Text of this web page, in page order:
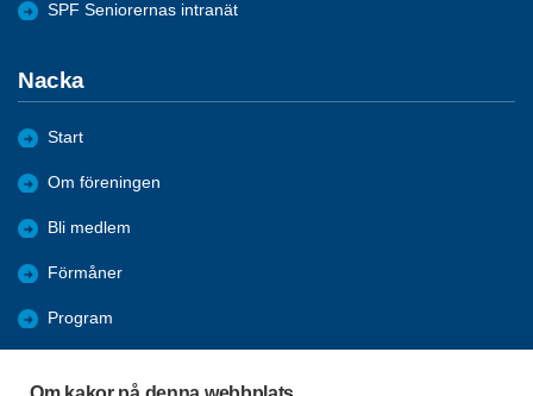
SPF Seniorernas intranät
Nacka
Start
Om föreningen
Bli medlem
Förmåner
Program